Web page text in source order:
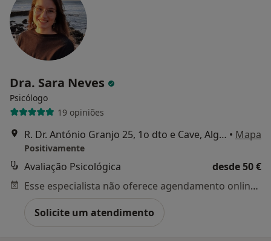
Dra. Sara Neves
Psicólogo
19 opiniões
R. Dr. António Granjo 25, 1o dto e Cave, Algés • Mapa
Positivamente
Avaliação Psicológica
desde 50 €
Esse especialista não oferece agendamento online para esse endereço.
Solicite um atendimento